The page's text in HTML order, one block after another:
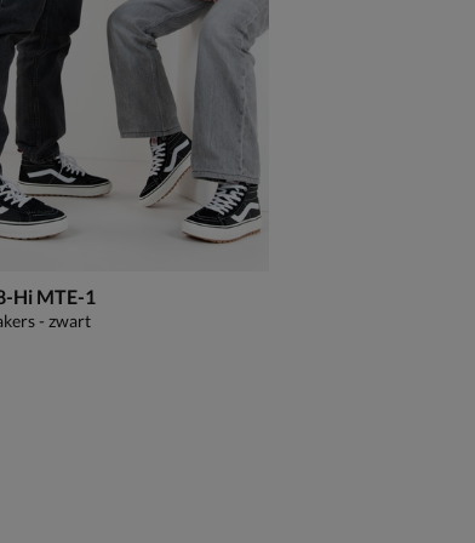
Hi MTE-1
- zwart